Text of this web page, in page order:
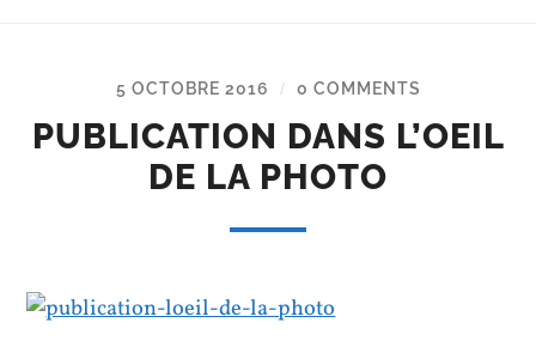
5 OCTOBRE 2016 / 0 COMMENTS
PUBLICATION DANS L’OEIL
DE LA PHOTO